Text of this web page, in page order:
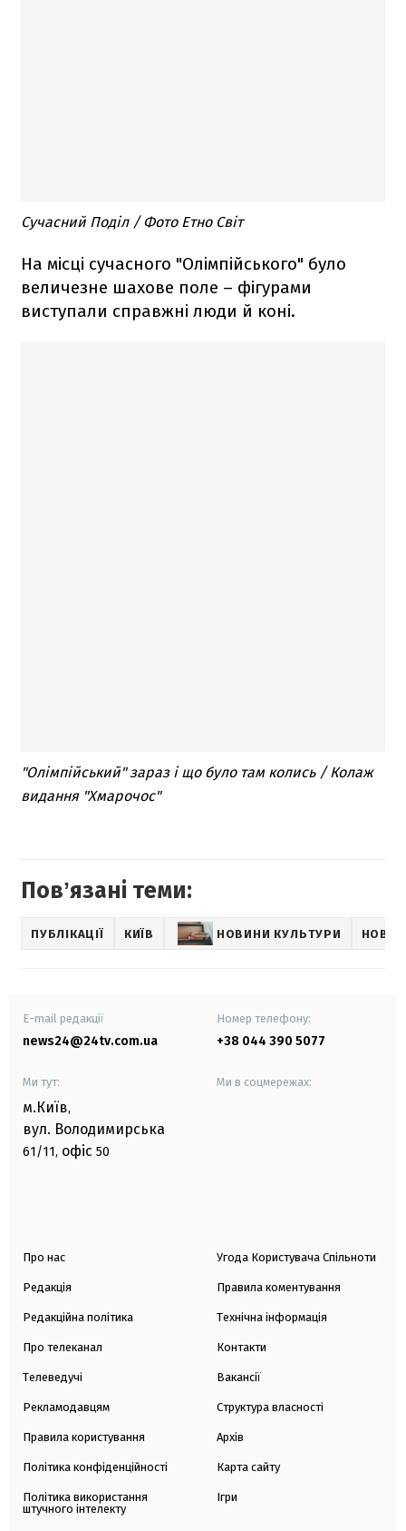
Сучасний Поділ / Фото Етно Світ
На місці сучасного "Олімпійського" було
величезне шахове поле – фігурами
виступали справжні люди й коні.
"Олімпійський" зараз і що було там колись / Колаж
видання "Хмарочос"
Повʼязані теми:
ПУБЛІКАЦІЇ КИЇВ НОВИНИ КУЛЬТУРИ
E-mail редакції
news24@24tv.com.ua
Номер телефону:
+38 044 390 5077
Ми тут:
м.Київ,
вул. Володимирська
61/11, офіс 50
Ми в соцмережах:
Про нас
Редакція
Редакційна політика
Про телеканал
Телеведучі
Рекламодавцям
Правила користування
Політика конфіденційності
Політика використання
штучного інтелекту
Угода Користувача Спільноти
Правила коментування
Технічна інформація
Контакти
Вакансії
Структура власності
Архів
Карта сайту
Ігри